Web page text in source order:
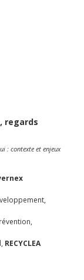
regards
: contexte et enjeux
RECYCLEA